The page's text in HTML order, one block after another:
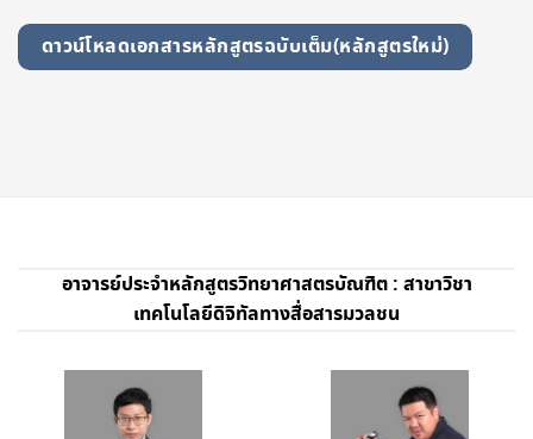
ดาวน์โหลดเอกสารหลักสูตรฉบับเต็ม(หลักสูตรใหม่)
อาจารย์ประจำหลักสูตรวิทยาศาสตรบัณฑิต : สาขาวิชา
เทคโนโลยีดิจิทัลทางสื่อสารมวลชน